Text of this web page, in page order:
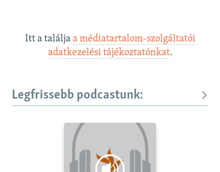
Itt a találja a médiatartalom-szolgáltatói
adatkezelési tájékoztatónkat.
Legfrissebb podcastunk: